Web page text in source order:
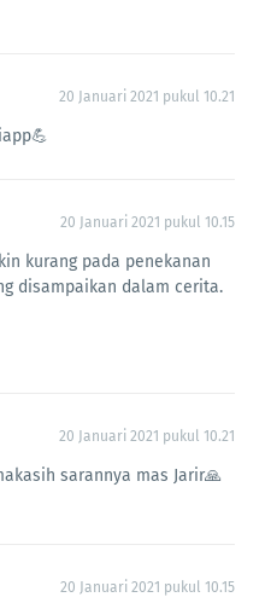
20 Januari 2021 pukul 10.21
20 Januari 2021 pukul 10.15
kurang pada penekanan
disampaikan dalam cerita.
20 Januari 2021 pukul 10.21
sarannya mas Jarir🙏
20 Januari 2021 pukul 10.15